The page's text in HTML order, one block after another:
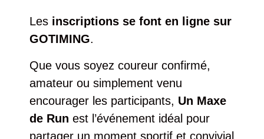
Les inscriptions se font en ligne sur
GOTIMING.
Que vous soyez coureur confirmé,
amateur ou simplement venu
encourager les participants, Un Maxe
de Run est l’événement idéal pour
partager un moment sportif et convivial